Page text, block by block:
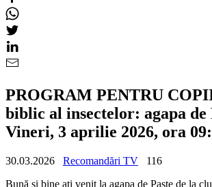
PROGRAM PENTRU
biblic al insectelor: agapa de
Vineri, 3 aprilie 2026, ora
30.03.2026 Recomandări TV
116
Bună și bine ați venit la agapa de Paște de la